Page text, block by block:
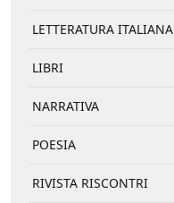
LETTERATURA ITALIANA
LIBRI
NARRATIVA
POESIA
RIVISTA RISCONTRI